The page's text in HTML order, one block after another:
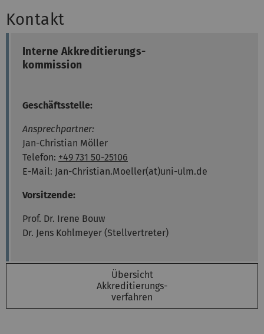
Kontakt
Interne Akkreditierungs-
kommission
Geschäftsstelle:
Ansprechpartner:
Jan-Christian Möller
Telefon: +49 731 50-25106
E-Mail: Jan-Christian.Moeller(at)uni-ulm.de
Vorsitzende:
Prof. Dr. Irene Bouw
Dr. Jens Kohlmeyer (Stellvertreter)
Übersicht
Akkreditierungs-
verfahren